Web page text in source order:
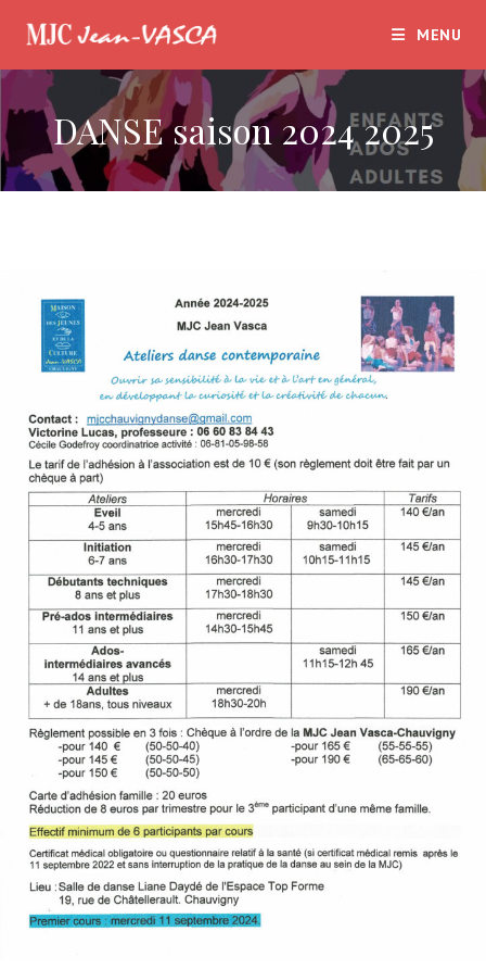
content
MENU
DANSE saison 2024 2025